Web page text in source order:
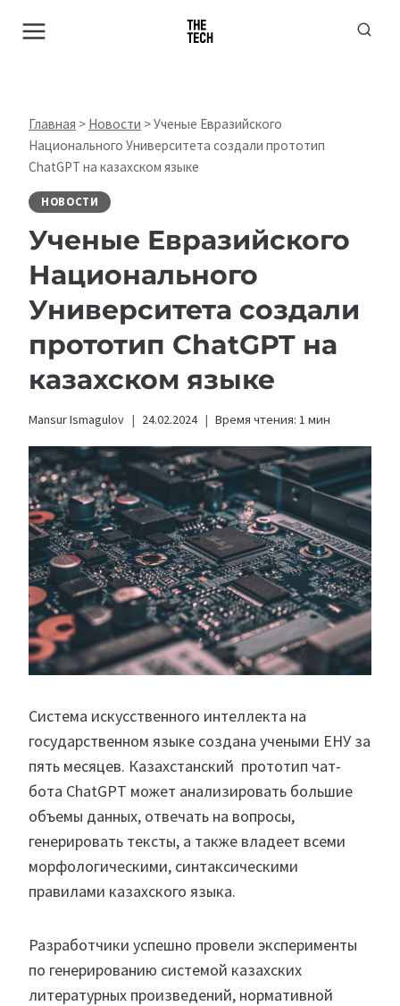
Главная > Новости >Ученые Евразийского
Национального Университета создали прототип
ChatGPT на казахском языке
НОВОСТИ
Ученые Евразийского
Национального
Университета создали
прототип ChatGPT на
казахском языке
Mansur Ismagulov 24.02.2024 Время чтения: 1 мин
Система искусственного интеллекта на
государственном языке создана учеными ЕНУ за
пять месяцев. Казахстанский прототип чат-
бота ChatGPT может анализировать большие
объемы данных, отвечать на вопросы,
генерировать тексты, а также владеет всеми
морфологическими, синтаксическими
правилами казахского языка.
Разработчики успешно провели эксперименты
по генерированию системой казахских
литературных произведений, нормативной